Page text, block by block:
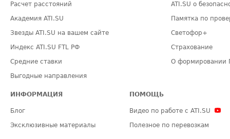
Расчет расстояний
Академия ATI.SU
Звезды ATI.SU на вашем сайте
Индекс ATI.SU FTL РФ
Средние ставки
Выгодные направления
ATI.SU о
Памятка по
Светофор+
Страхование
О формировании
ИНФОРМАЦИЯ
Блог
Эксклюзивные материалы
ПОМОЩЬ
Видео по работе с ATI.SU
Полезное по перевозкам